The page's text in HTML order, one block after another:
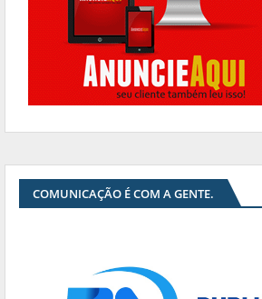
COMUNICAÇÃO É COM A GENTE.